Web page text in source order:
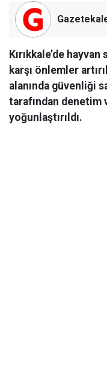
Kırıkkale’de
karşı önlemler
alanında güvenliği
tarafından denetim
yoğunlaştırıldı.